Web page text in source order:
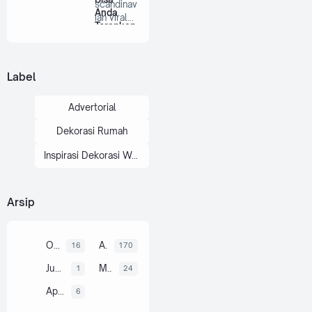
Anda
Terapkan
scandinav
ian viral
Label
Advertorial
Dekorasi Rumah
Inspirasi Dekorasi Wedding
Arsip
16 Agustus 2025 170
1 24
6